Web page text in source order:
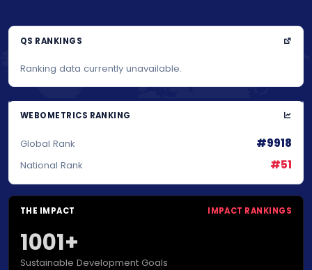
QS RANKINGS
Ranking data currently unavailable.
WEBOMETRICS RANKING
Global Rank #9918
National Rank #51
THE IMPACT IMPACT RANKINGS
1001+
Sustainable Development Goals